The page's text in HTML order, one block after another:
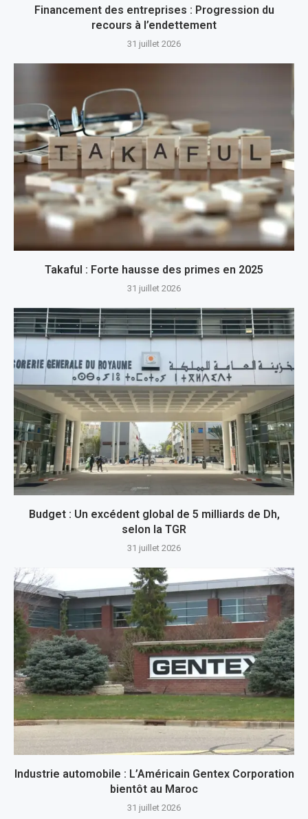
Financement des entreprises : Progression du
recours à l’endettement
31 juillet 2026
Takaful : Forte hausse des primes en 2025
31 juillet 2026
Budget : Un excédent global de 5 milliards de Dh,
selon la TGR
31 juillet 2026
Industrie automobile : L’Américain Gentex Corporation
bientôt au Maroc
31 juillet 2026